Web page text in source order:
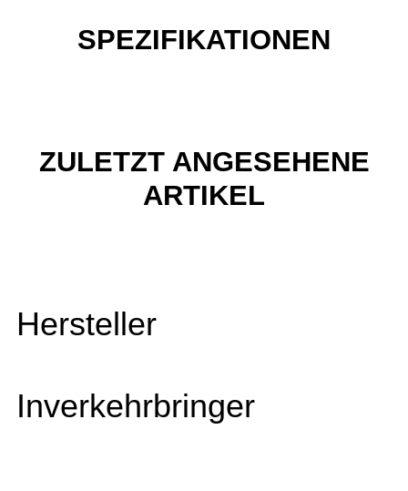
SPEZIFIKATIONEN
ZULETZT ANGESEHENE
ARTIKEL
Hersteller
Inverkehrbringer